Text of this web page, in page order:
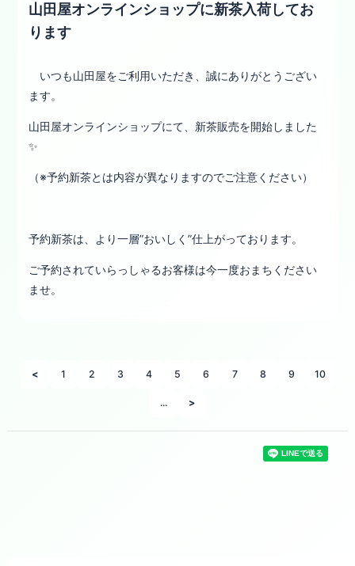
山田屋オンラインショップに新茶入荷してお
ります
いつも山田屋をご利用いただき、誠にありがとうござい
ます。
山田屋オンラインショップにて、新茶販売を開始しました
✨
（※予約新茶とは内容が異なりますのでご注意ください）
予約新茶は、より一層”おいしく”仕上がっております。
ご予約されていらっしゃるお客様は今一度おまちください
ませ。
< 1 2 3 4 5 6 7 8 9 10
... >